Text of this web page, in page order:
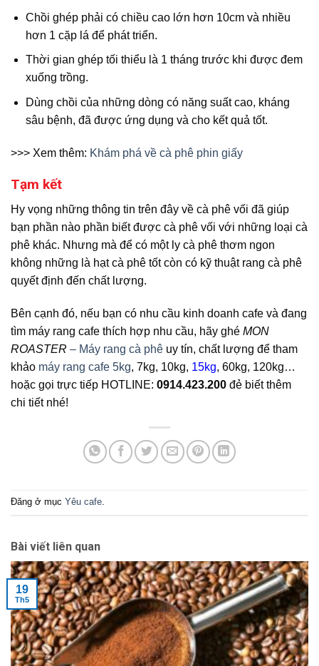
Chồi ghép phải có chiều cao lớn hơn 10cm và nhiều
hơn 1 cặp lá để phát triển.
Thời gian ghép tối thiểu là 1 tháng trước khi được đem
xuống trồng.
Dùng chồi của những dòng có năng suất cao, kháng
sâu bệnh, đã được ứng dụng và cho kết quả tốt.
>>> Xem thêm: Khám phá về cà phê phin giấy
Tạm kết
Hy vọng những thông tin trên đây về cà phê vối đã giúp
bạn phần nào phần biết được cà phê vối với những loại cà
phê khác. Nhưng mà để có một ly cà phê thơm ngon
không những là hạt cà phê tốt còn có kỹ thuật rang cà phê
quyết định đến chất lượng.
Bên cạnh đó, nếu bạn có nhu cầu kinh doanh cafe và đang
tìm máy rang cafe thích hợp nhu cầu, hãy ghé MON
ROASTER – Máy rang cà phê uy tín, chất lượng để tham
khảo máy rang cafe 5kg, 7kg, 10kg, 15kg, 60kg, 120kg…
hoặc gọi trực tiếp HOTLINE: 0914.423.200 đẻ biết thêm
chi tiết nhé!
Đăng ở mục Yêu cafe.
Bài viết liên quan
19
Th5